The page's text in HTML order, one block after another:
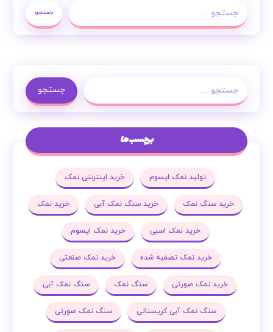
جستجو
جستجو
برچسب ها
تولید نمک اپسوم خرید اینترنتی نمک
خرید سنگ نمک خرید سنگ نمک آبی خرید نمک
خرید نمک اسبی خرید نمک اپسوم
خرید نمک تصفیه شده خرید نمک صنعتی
خرید نمک صورتی سنگ نمک سنگ نمک آبی
سنگ نمک آبی کریستالی سنگ نمک صورتی